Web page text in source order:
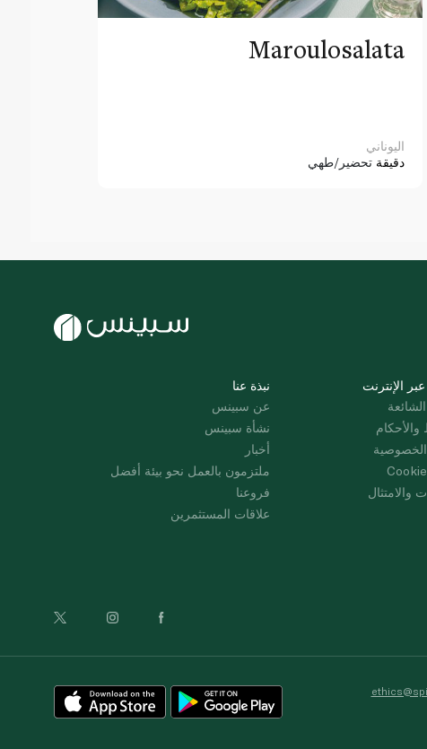
Maroulosalata
اليوناني
دقيقة تحضير/طهي
نبذة عنا
عن سبينس
نشأة سبينس
أخبار
ملتزمون بالعمل نحو بيئة أفضل
فروعنا
علاقات المستثمرين
الإنترنت
والامتثال